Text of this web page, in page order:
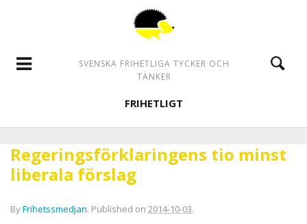
SVENSKA FRIHETLIGA TYCKER OCH
TÄNKER
FRIHETLIGT
Regeringsförklaringens tio minst
liberala förslag
ByFrihetssmedjan. Published on 2014-10-03.